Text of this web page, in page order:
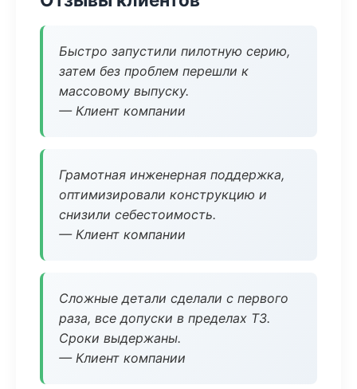
Быстро запустили пилотную серию,
затем без проблем перешли к
массовому выпуску.
— Клиент компании
Грамотная инженерная поддержка,
оптимизировали конструкцию и
снизили себестоимость.
— Клиент компании
Сложные детали сделали с первого
раза, все допуски в пределах ТЗ.
Сроки выдержаны.
— Клиент компании